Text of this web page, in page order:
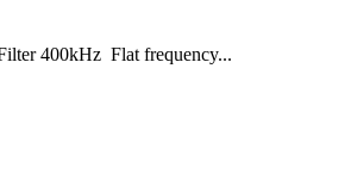
400kHz Flat frequency...